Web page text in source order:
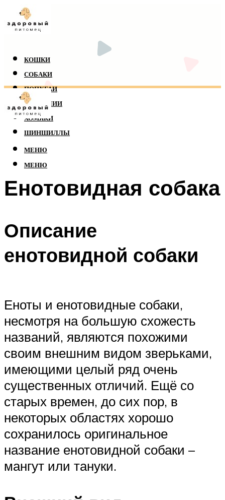
КОШКИ
СОБАКИ
ПОПУГАИ
РЕПТИЛИИ
ХОМЯКИ
ШИНШИЛЛЫ
МЕНЮ
МЕНЮ
Енотовидная собака
Описание
енотовидной собаки
Еноты и енотовидные собаки,
несмотря на большую схожесть
названий, являются похожими
своим внешним видом зверьками,
имеющими целый ряд очень
существенных отличий. Ещё со
старых времен, до сих пор, в
некоторых областях хорошо
сохранилось оригинальное
название енотовидной собаки –
мангут или тануки.